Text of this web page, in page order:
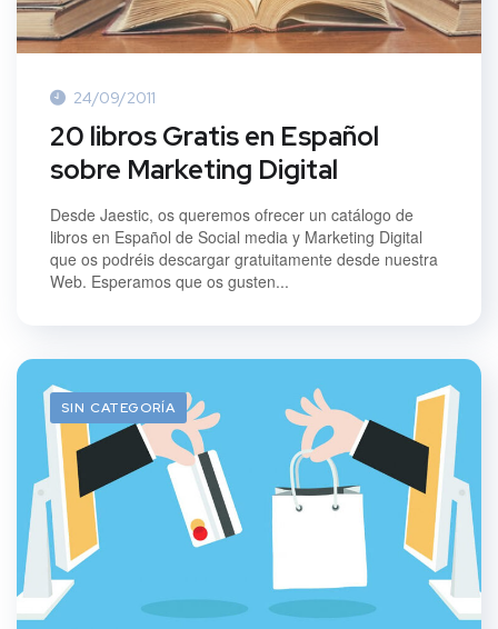
24/09/2011
20 libros Gratis en Español
sobre Marketing Digital
Desde Jaestic, os queremos ofrecer un catálogo de
libros en Español de Social media y Marketing Digital
que os podréis descargar gratuitamente desde nuestra
Web. Esperamos que os gusten...
SIN CATEGORÍA